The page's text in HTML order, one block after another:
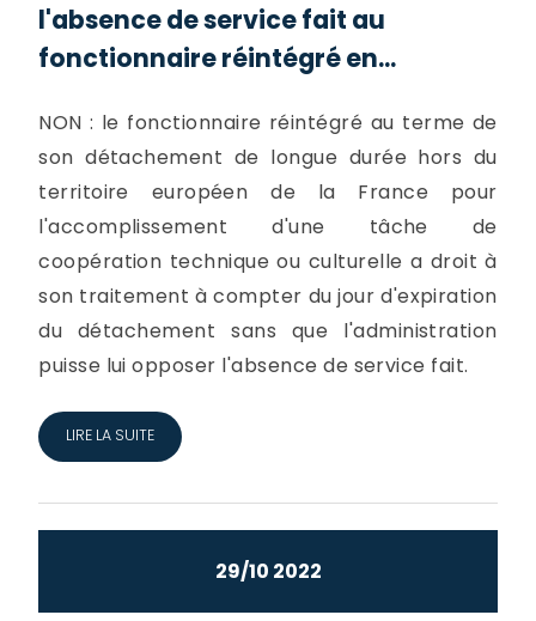
l'absence de service fait au
fonctionnaire réintégré en...
NON : le fonctionnaire réintégré au terme de
son détachement de longue durée hors du
territoire européen de la France pour
l'accomplissement d'une tâche de
coopération technique ou culturelle a droit à
son traitement à compter du jour d'expiration
du détachement sans que l'administration
puisse lui opposer l'absence de service fait.
LIRE LA SUITE
29/10 2022